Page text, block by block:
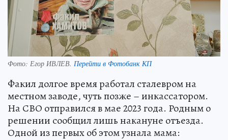
Фото: Егор ИВЛЕВ. Перейти в Фотобанк КП
Факил долгое время работал сталевром на
местном заводе, чуть позже – инкассатором.
На СВО отправился в мае 2023 года. Родным о
решении сообщил лишь накануне отъезда.
Одной из первых об этом узнала мама: